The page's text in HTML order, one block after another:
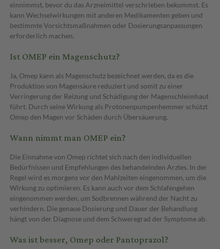
einnimmst, bevor du das Arzneimittel verschrieben bekommst. Es
kann Wechselwirkungen mit anderen Medikamenten geben und
bestimmte Vorsichtsmaßnahmen oder Dosierungsanpassungen
erforderlich machen.
Ist OMEP ein Magenschutz?
Ja, Omep kann als Magenschutz bezeichnet werden, da es die
Produktion von Magensäure reduziert und somit zu einer
Verringerung der Reizung und Schädigung der Magenschleimhaut
führt. Durch seine Wirkung als Protonenpumpenhemmer schützt
Omep den Magen vor Schäden durch Übersäuerung.
Wann nimmt man OMEP ein?
Die Einnahme von Omep richtet sich nach den individuellen
Bedürfnissen und Empfehlungen des behandelnden Arztes. In der
Regel wird es morgens vor den Mahlzeiten eingenommen, um die
Wirkung zu optimieren. Es kann auch vor dem Schlafengehen
eingenommen werden, um Sodbrennen während der Nacht zu
verhindern. Die genaue Dosierung und Dauer der Behandlung
hängt von der Diagnose und dem Schweregrad der Symptome ab.
Was ist besser, Omep oder Pantoprazol?